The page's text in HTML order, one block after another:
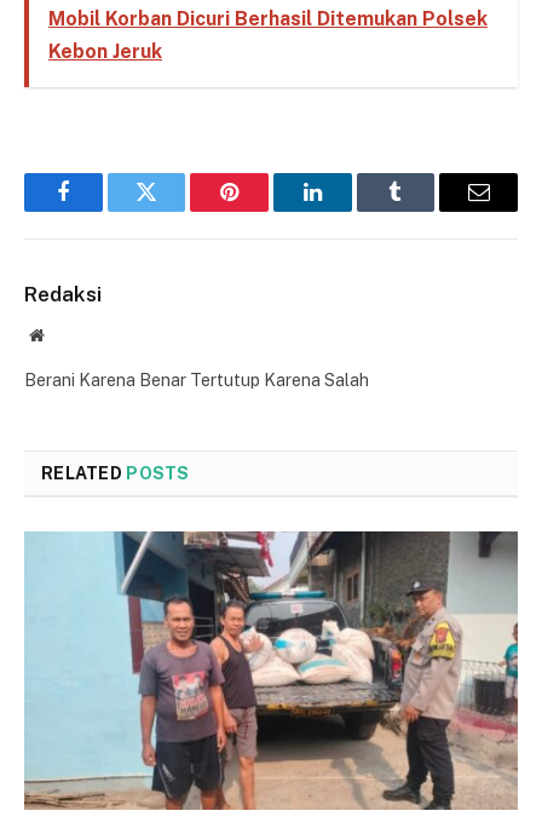
Mobil Korban Dicuri Berhasil Ditemukan Polsek
Kebon Jeruk
FacebookTwitter Pinterest LinkedInTumblr Email
Redaksi
Website
Berani Karena Benar Tertutup Karena Salah
RELATED POSTS